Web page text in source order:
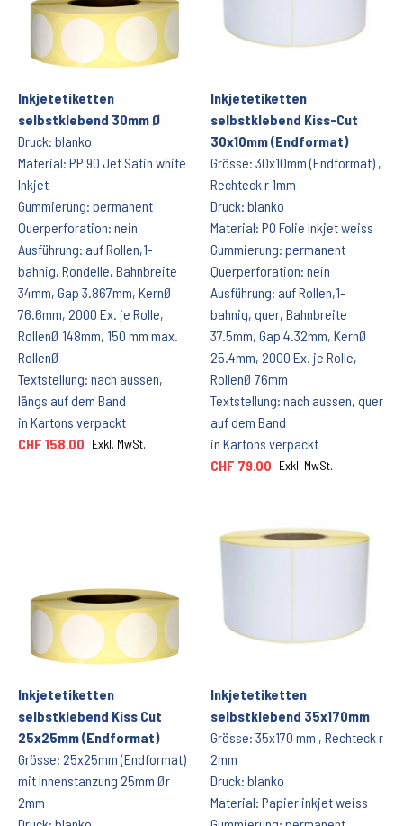
Inkjetetiketten
selbstklebend 30mm Ø
Druck: blanko
Material: PP 90 Jet Satin white
Inkjet
Gummierung: permanent
Querperforation: nein
Ausführung: auf Rollen,1-
bahnig, Rondelle, Bahnbreite
34mm, Gap 3.867mm, KernØ
76.6mm, 2000 Ex. je Rolle,
RollenØ 148mm, 150 mm max.
RollenØ
Textstellung: nach aussen,
längs auf dem Band
in Kartons verpackt
CHF 158.00 Exkl. MwSt.
Inkjetetiketten
selbstklebend Kiss-Cut
30x10mm (Endformat)
Grösse: 30x10mm (Endformat) ,
Rechteck r 1mm
Druck: blanko
Material: PO Folie Inkjet weiss
Gummierung: permanent
Querperforation: nein
Ausführung: auf Rollen,1-
bahnig, quer, Bahnbreite
37.5mm, Gap 4.32mm, KernØ
25.4mm, 2000 Ex. je Rolle,
RollenØ 76mm
Textstellung: nach aussen, quer
auf dem Band
in Kartons verpackt
CHF 79.00 Exkl. MwSt.
Inkjetetiketten
selbstklebend Kiss Cut
25x25mm (Endformat)
Grösse: 25x25mm (Endformat)
mit Innenstanzung 25mm Ør
2mm
Inkjetetiketten
selbstklebend 35x170mm
Grösse: 35x170 mm , Rechteck r
2mm
Druck: blanko
Material: Papier inkjet weiss